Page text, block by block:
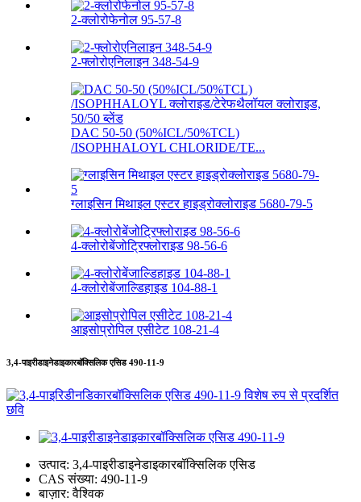
2-क्लोरोफेनोल 95-57-8
2-फ्लोरोएनिलाइन 348-54-9
DAC 50-50 (50%ICL/50%TCL)
/ISOPHHALOYL CHLORIDE/TE...
ग्लाइसिन मिथाइल एस्टर हाइड्रोक्लोराइड 5680-79-5
4-क्लोरोबेंजोट्रिफ्लोराइड 98-56-6
4-क्लोरोबेंजाल्डिहाइड 104-88-1
आइसोप्रोपिल एसीटेट 108-21-4
3,4-पाइरीडाइनेडाइकारबॉक्सिलिक एसिड 490-11-9
उत्पाद: 3,4-पाइरीडाइनेडाइकारबॉक्सिलिक एसिड
CAS संख्या: 490-11-9
बाज़ार: वैश्विक